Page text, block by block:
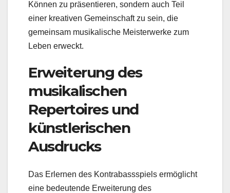
Können zu präsentieren, sondern auch Teil
einer kreativen Gemeinschaft zu sein, die
gemeinsam musikalische Meisterwerke zum
Leben erweckt.
Erweiterung des
musikalischen
Repertoires und
künstlerischen
Ausdrucks
Das Erlernen des Kontrabassspiels ermöglicht
eine bedeutende Erweiterung des